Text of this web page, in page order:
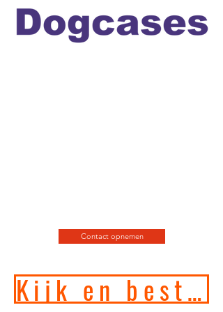
Contact opnemen
Kijk en bestel in onze online hondenwinkel!!